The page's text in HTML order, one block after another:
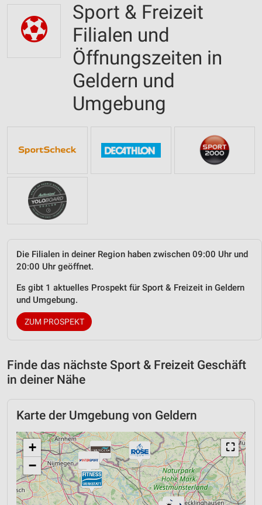
Sport & Freizeit
Filialen und
Öffnungszeiten in
Geldern und
Umgebung
Die Filialen in deiner Region haben zwischen 09:00 Uhr und
20:00 Uhr geöffnet.
Es gibt 1 aktuelles Prospekt für Sport & Freizeit in Geldern
und Umgebung.
ZUM PROSPEKT
Finde das nächste Sport & Freizeit Geschäft
in deiner Nähe
Karte der Umgebung von Geldern
⛶
+
−